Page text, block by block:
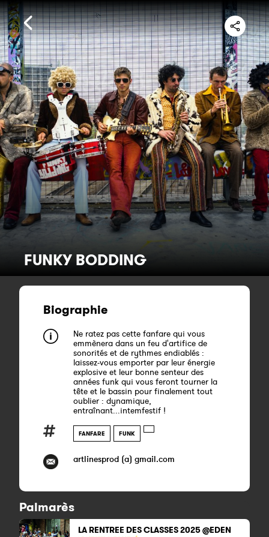
FUNKY BODDING
Biographie
Ne ratez pas cette fanfare qui vous
emmènera dans un feu d'artifice de
sonorités et de rythmes endiablés :
laissez-vous emporter par leur énergie
explosive et leur bonne senteur des
années funk qui vous feront tourner la
tête et le bassin pour finalement tout
oublier : dynamique,
entraînant...intemfestif !
FANFARE FUNK
artlinesprod (a) gmail.com
Palmarès
LA RENTREE DES CLASSES 2025 @EDEN